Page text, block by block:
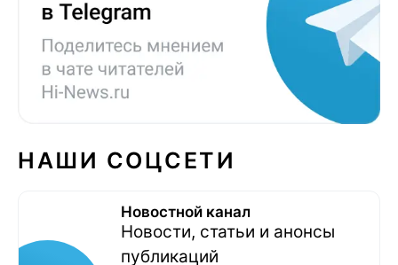
НАШИ СОЦСЕТИ
Новостной канал
Новости, статьи и анонсы
публикаций